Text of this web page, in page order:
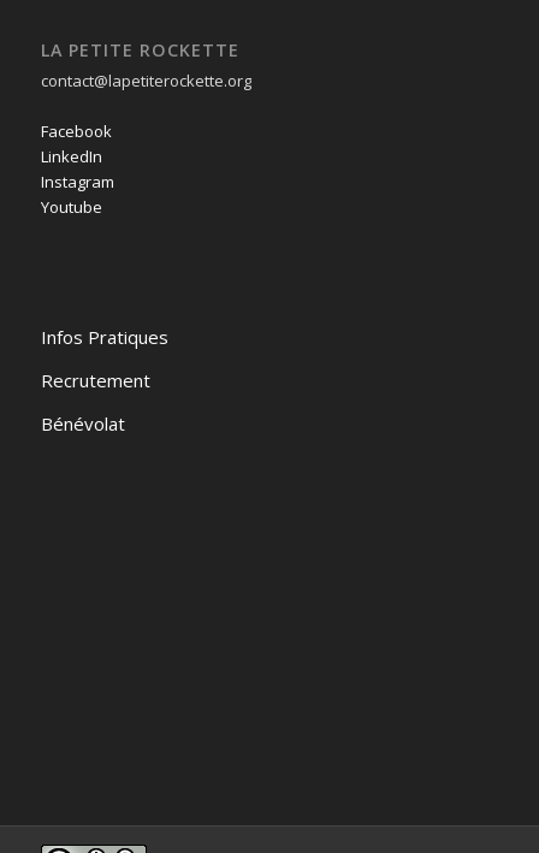
LA PETITE ROCKETTE
contact@lapetiterockette.org
Facebook
LinkedIn
Instagram
Youtube
Infos Pratiques
Recrutement
Bénévolat